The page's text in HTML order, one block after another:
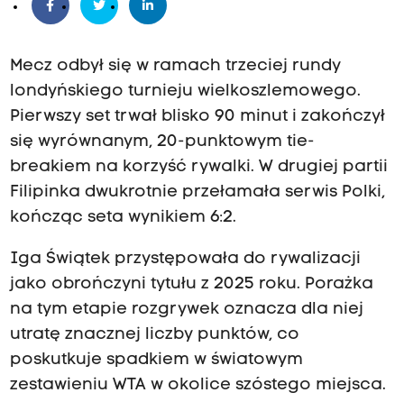
Mecz odbył się w ramach trzeciej rundy
londyńskiego turnieju wielkoszlemowego.
Pierwszy set trwał blisko 90 minut i zakończył
się wyrównanym, 20-punktowym tie-
breakiem na korzyść rywalki. W drugiej partii
Filipinka dwukrotnie przełamała serwis Polki,
kończąc seta wynikiem 6:2.
Iga Świątek przystępowała do rywalizacji
jako obrończyni tytułu z 2025 roku. Porażka
na tym etapie rozgrywek oznacza dla niej
utratę znacznej liczby punktów, co
poskutkuje spadkiem w światowym
zestawieniu WTA w okolice szóstego miejsca.